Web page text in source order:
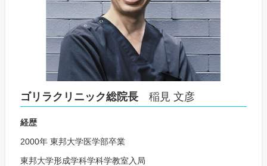
ゴリラクリニック総院長稲見 文彦
経歴
2000年 東邦大学医学部卒業
東邦大学形成学科学科学教室入局